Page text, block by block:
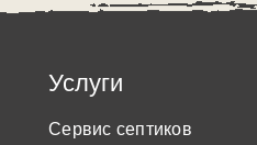
Услуги
Сервис септиков